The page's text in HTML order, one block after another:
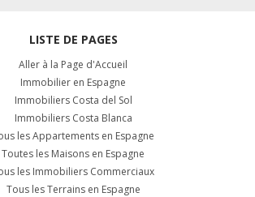
LISTE DE PAGES
Aller à la Page d'Accueil
Immobilier en Espagne
Immobiliers Costa del Sol
Immobiliers Costa Blanca
les Appartements en Espagne
Toutes les Maisons en Espagne
les Immobiliers Commerciaux
Tous les Terrains en Espagne